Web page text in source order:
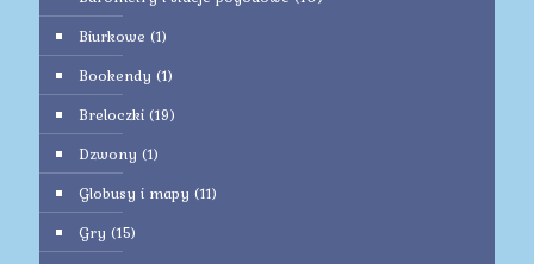
Biurkowe (1)
Bookendy (1)
Breloczki (19)
Dzwony (1)
Globusy i mapy (11)
Gry (15)